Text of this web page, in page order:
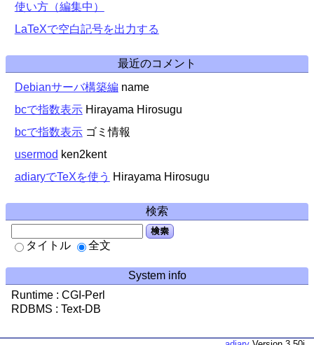
使い方（編集中）
LaTeXで空白記号を出力する
最近のコメント
Debianサーバ構築編 name
bcで指数表示 Hirayama Hirosugu
bcで指数表示 ゴミ情報
usermod ken2kent
adiaryでTeXを使う Hirayama Hirosugu
検索
検索
タイトル 全文
System info
Runtime : CGI-Perl
RDBMS : Text-DB